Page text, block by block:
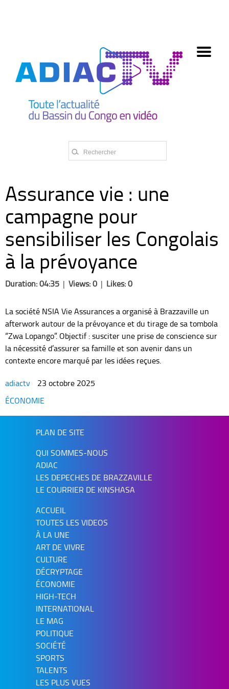
Assurance vie : une
campagne pour
sensibiliser les Congolais
à la prévoyance
Duration: 04:35 | Views: 0 | Likes: 0
La société NSIA Vie Assurances a organisé à Brazzaville un
afterwork autour de la prévoyance et du tirage de sa tombola
“Zwa Lopango”. Objectif : susciter une prise de conscience sur
la nécessité d’assurer sa famille et son avenir dans un
contexte encore marqué par les idées reçues.
adiactv
23 octobre 2025
Categories
ÉCONOMIE
PLAN DE SITE
QUI SOMMES-NOUS
ADIAC
LES DEPECHES DE BRAZZAVILLE
LE COURRIER DE KINSHASA
ACCUEIL
TOUTES LES VIDEOS
À LA UNE
ART DE VIVRE
CULTURE
DÉCRYPTAGE
ÉCONOMIE
HIGH-TECH
INTERNATIONAL
LE MAG
POLITIQUE
SOCIÉTÉ
SPORTS
TALENTS
LES PLUS VUES